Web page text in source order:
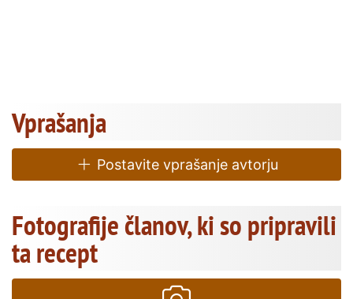
Vprašanja
Postavite vprašanje avtorju
Fotografije članov, ki so pripravili
ta recept